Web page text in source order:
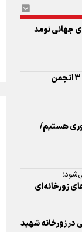
جهانی نومد
فعالیت فدراسیون ورزش‌های زورخانه‌ای و کشتی پهلوانی با ۳ انجمن
هستیم/
زورخانه‌ای
در زورخانه شهید